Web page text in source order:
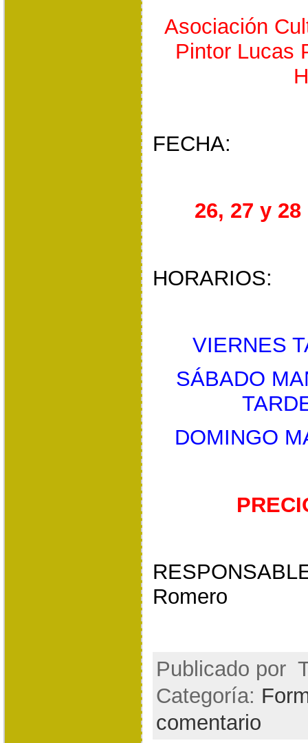
Asociación
Pintor Lucas
FECHA:
26, 27 y
HORARIOS:
VIERNES
SÁBADO
DOMINGO
Romero
Publicado por
Categoría:
comentario